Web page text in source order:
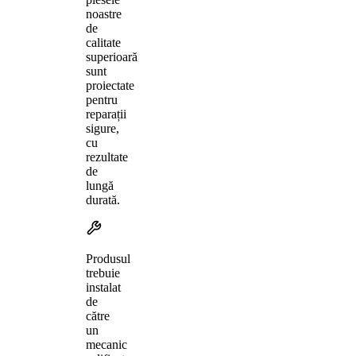
noastre
de
calitate
superioară
sunt
proiectate
pentru
reparații
sigure,
cu
rezultate
de
lungă
durată.
Produsul
trebuie
instalat
de
către
un
mecanic